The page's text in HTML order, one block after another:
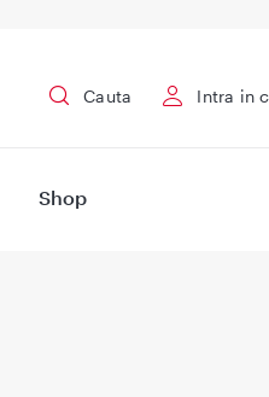
Cauta Intra in
Shop